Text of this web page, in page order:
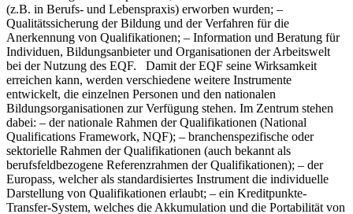
(z.B. in Berufs- und Lebenspraxis) erworben wurden; –
Qualitätssicherung der Bildung und der Verfahren für die
Anerkennung von Qualifikationen; – Information und Beratung für
Individuen, Bildungsanbieter und Organisationen der Arbeitswelt
bei der Nutzung des EQF. Damit der EQF seine Wirksamkeit
erreichen kann, werden verschiedene weitere Instrumente
entwickelt, die einzelnen Personen und den nationalen
Bildungsorganisationen zur Verfügung stehen. Im Zentrum stehen
dabei: – der nationale Rahmen der Qualifikationen (National
Qualifications Framework, NQF); – branchenspezifische oder
sektorielle Rahmen der Qualifikationen (auch bekannt als
berufsfeldbezogene Referenzrahmen der Qualifikationen); – der
Europass, welcher als standardisiertes Instrument die individuelle
Darstellung von Qualifikationen erlaubt; – ein Kreditpunkte-
Transfer-System, welches die Akkumulation und die Portabilität von